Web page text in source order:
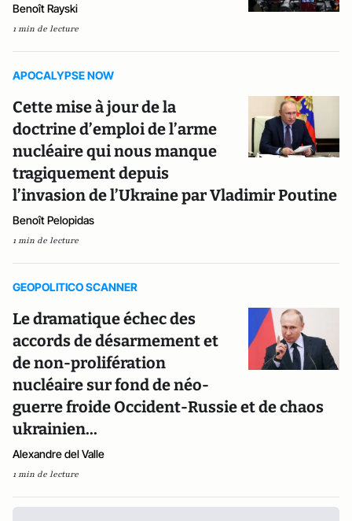
Benoît Rayski
1 min de lecture
APOCALYPSE NOW
Cette mise à jour de la
doctrine d’emploi de l’arme
nucléaire qui nous manque
tragiquement depuis
l’invasion de l’Ukraine par Vladimir Poutine
Benoît Pelopidas
1 min de lecture
GEOPOLITICO SCANNER
Le dramatique échec des
accords de désarmement et
de non-prolifération
nucléaire sur fond de néo-
guerre froide Occident-Russie et de chaos
ukrainien...
Alexandre del Valle
1 min de lecture